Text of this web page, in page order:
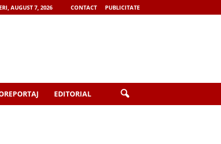
AUGUST 7, 2026 CONTACT PUBLICITATE
EDITORIAL